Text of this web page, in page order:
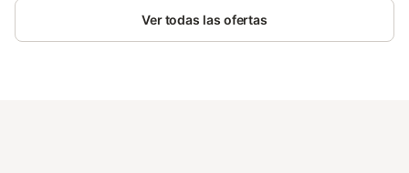
Ver todas las ofertas